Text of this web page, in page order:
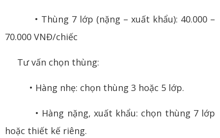
• Thùng 7 lớp (nặng – xuất khẩu): 40.000 –
70.000 VNĐ/chiếc
Tư vấn chọn thùng:
• Hàng nhẹ: chọn thùng 3 hoặc 5 lớp.
• Hàng nặng, xuất khẩu: chọn thùng 7 lớp
hoặc thiết kế riêng.